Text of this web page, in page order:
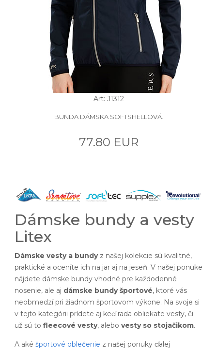
Art: J1312
BUNDA DÁMSKA SOFTSHELLOVÁ.
77.80 EUR
Dámske bundy a vesty
Litex
Dámske vesty a bundyz našej kolekcie sú kvalitné,
praktické a oceníte ich na jar aj na jeseň. V našej ponuke
nájdete dámske bundy vhodné pre každodenné
nosenie, ale aj dámske bundy športové, ktoré vás
neobmedzí pri žiadnom športovom výkone. Na svoje si
v tejto kategórii prídete aj keď rada obliekate vesty, či
už sú to fleecové vesty, alebo vesty so stojačikom.
A aké športové oblečenie z našej ponuky ďalej